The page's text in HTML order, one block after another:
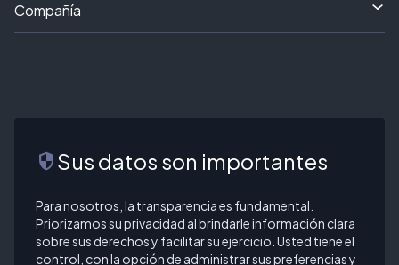
Compañía
securitySus datos son importantes
Para nosotros, la transparencia es fundamental.
Priorizamos su privacidad al brindarle información clara
sobre sus derechos y facilitar su ejercicio. Usted tiene el
control, con la opción de administrar sus preferencias y